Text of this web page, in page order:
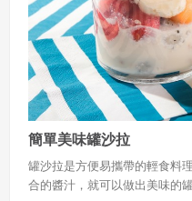
簡單美味罐沙拉
罐沙拉是方便易攜帶的輕食料
合的醬汁，就可以做出美味的